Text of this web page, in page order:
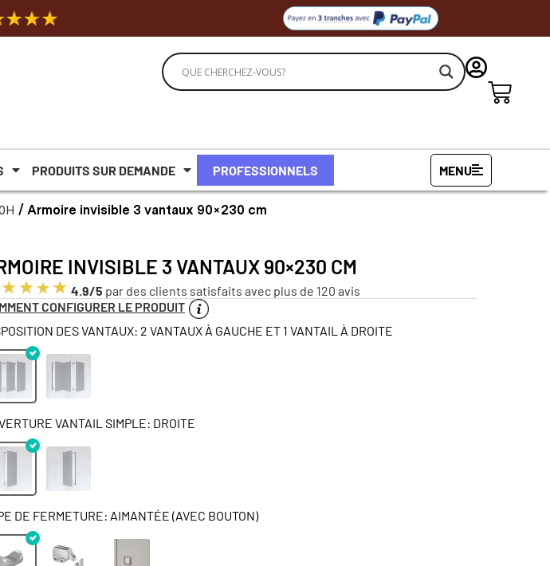
PRODUITS SUR DEMANDE PROFESSIONNELS MENU
/ Armoire invisible 3 vantaux 90×230 cm
INVISIBLE 3 VANTAUX 90×230 CM
4.9/5 par des clients satisfaits avec plus de 120 avis
CONFIGURER LE PRODUIT
DES VANTAUX: 2 VANTAUX À GAUCHE ET 1 VANTAIL À DROITE
VANTAIL SIMPLE: DROITE
DE FERMETURE: AIMANTÉE (AVEC BOUTON)